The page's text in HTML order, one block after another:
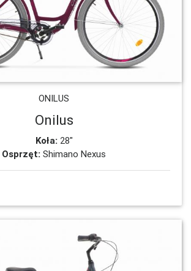
ONILUS
Onilus
Koła: 28"
Osprzęt: Shimano Nexus